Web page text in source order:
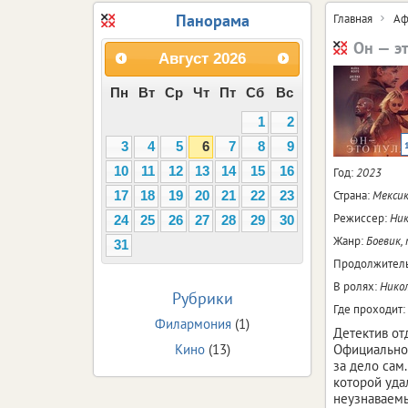
Главная
Он —
Год:2023
Страна:
Режиссер:
Жанр:
В ролях:
Где проходит:
Детектив
за дело
которой
Панорама
Август 2026
Пн Вт Ср Чт Пт Сб
Вс
1
2
3
4 5 6 7 8
9
10
11 12 13 14 15
16
17
18 19 20 21 22
23
24
25 26 27 28 29
30
31
Рубрики
Филармония (1)
Кино(13)